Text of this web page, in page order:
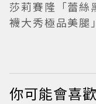
莎莉賽隆「蕾絲
襪大秀極品美腿
你可能會喜歡